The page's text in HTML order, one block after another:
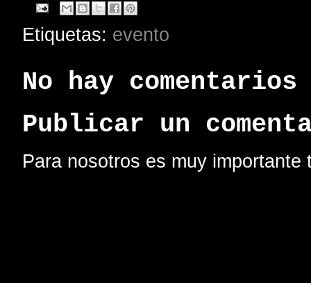
Etiquetas: evento
No hay
Publicar un
Para nosotros es muy